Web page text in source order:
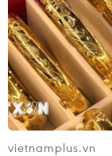
vietnamplus.vn